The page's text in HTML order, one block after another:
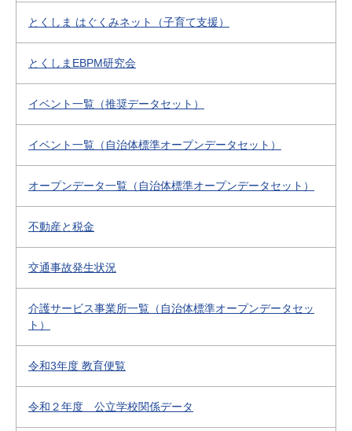
とくしま はぐくみネット（子育て支援）
とくしまEBPM研究会
イベント一覧（推奨データセット）
イベント一覧（自治体標準オープンデータセット）
オープンデータ一覧（自治体標準オープンデータセット）
不動産と税金
交通事故発生状況
介護サービス事業所一覧（自治体標準オープンデータセッ
ト）
令和3年度 教育便覧
令和２年度 公立学校関係データ